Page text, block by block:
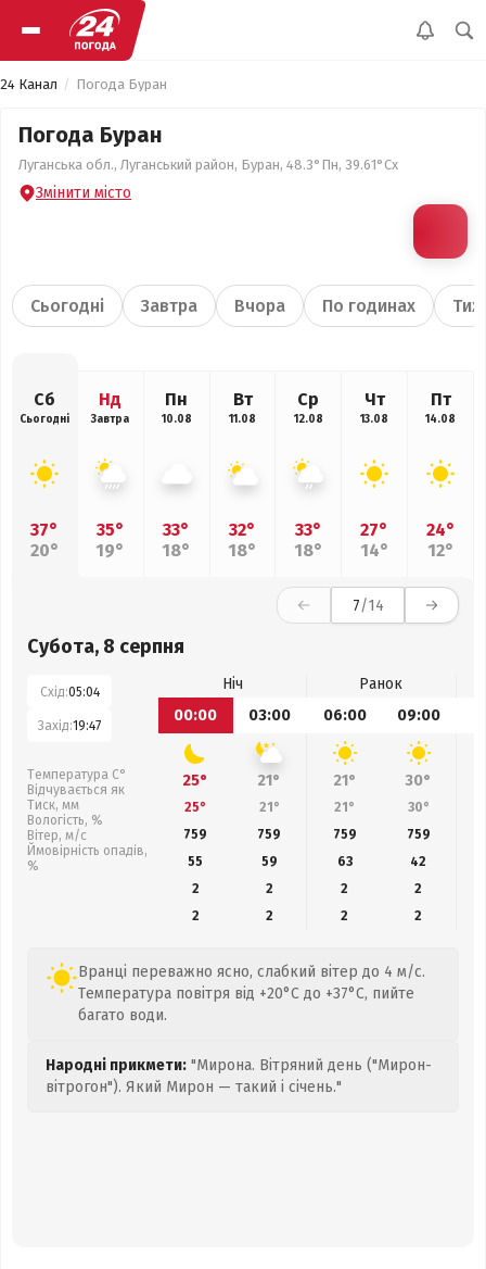
24 Канал Погода Буран
Погода Буран
Луганська обл., Луганський район, Буран, 48.3°Пн, 39.61°Сх
Змінити місто
Сьогодні Завтра Вчора По годинах
Сб
Сьогодні
37°
20°
Нд
Завтра
35°
19°
Пн
10.08
33°
18°
Вт
11.08
32°
18°
Ср
12.08
33°
18°
Чт
13.08
27°
14°
Пт
14.08
24°
12°
7/14
Субота, 8 серпня
Схід:05:04
Захід:19:47
Температура С°
Відчувається як
Тиск, мм
Вологість, %
Вітер, м/с
Ймовірність опадів,
%
Ніч
Ранок
00:00
03:00 06:00 09:00
25° 21° 21° 30°
25° 21° 21° 30°
759
759 759 759
55
59 63 42
2
2 2
2
2
2 2 2
Вранці переважно ясно, слабкий вітер до 4 м/с.
Температура повітря від +20°C до +37°C, пийте
багато води.
Народні прикмети: "Мирона. Вітряний день ("Мирон-
вітрогон"). Який Мирон — такий і січень."